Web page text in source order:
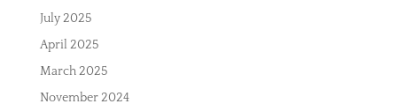
July 2025
April 2025
March 2025
November 2024